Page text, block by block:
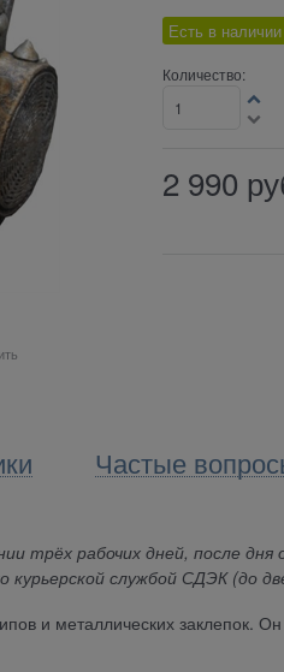
Есть в наличии
Количество:
2 990
Частые
трёх рабочих дней, после
службой СДЭК (до
и металлических заклепок.